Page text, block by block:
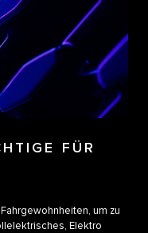
FÜR
um zu
Elektro